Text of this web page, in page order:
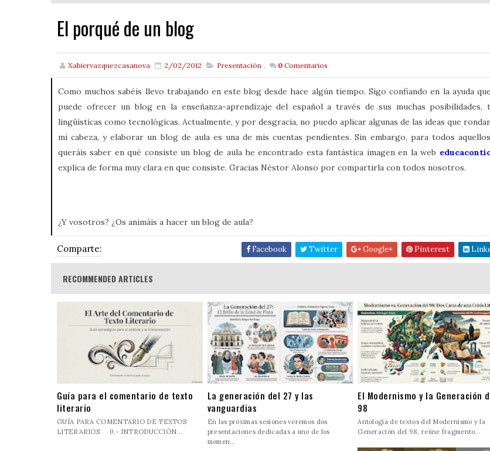
El porqué de un blog
Xabiervazquezcasanova 2/02/2012 Presentación , 0 Comentarios
Como muchos sabéis llevo trabajando en este blog desde hace algún tiempo. Sigo confiando en la ayuda
puede ofrecer un blog en la enseñanza-aprendizaje del español a través de sus muchas posibilidades,
lingüísticas como tecnológicas. Actualmente, y por desgracia, no puedo aplicar algunas de las ideas que
mi cabeza, y elaborar un blog de aula es una de mis cuentas pendientes. Sin embargo, para todos
queráis saber en qué consiste un blog de aula he encontrado esta fantástica imagen en la web
explica de forma muy clara en que consiste. Gracias Néstor Alonso por compartirla con todos nosotros.
¿Y vosotros? ¿Os animáis a hacer un blog de aula?
Comparte: Facebook Twitter Google+ Pinterest
RECOMMENDED ARTICLES
Guía para el comentario de texto
literario
GUÍA PARA COMENTARIO DE TEXTOS
LITERARIOS 0.- INTRODUCCIÓN...
La generación del 27 y las
vanguardias
En las próximas sesiones veremos dos
presentaciones dedicadas a uno de los
momen...
El Modernismo y la Generación
98
Antología de textos del Modernismo y la
Generación del 98, reúne fragmento...